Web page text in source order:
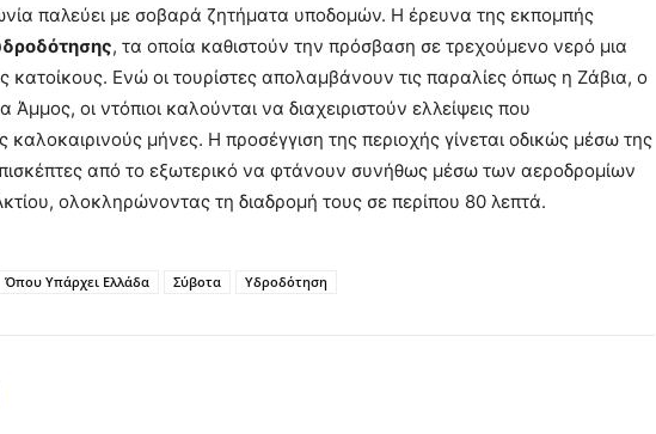
παλεύει με σοβαρά ζητήματα υποδομών. Η έρευνα της εκπομπής
, τα οποία καθιστούν την πρόσβαση σε τρεχούμενο νερό μια
κατοίκους. Ενώ οι τουρίστες απολαμβάνουν τις παραλίες όπως η Ζάβια, ο
οι ντόπιοι καλούνται να διαχειριστούν ελλείψεις που
καλοκαιρινούς μήνες. Η προσέγγιση της περιοχής γίνεται οδικώς μέσω της
από το εξωτερικό να φτάνουν συνήθως μέσω των αεροδρομίων
ολοκληρώνοντας τη διαδρομή τους σε περίπου 80 λεπτά.
Όπου Υπάρχει Ελλάδα Σύβοτα Υδροδότηση